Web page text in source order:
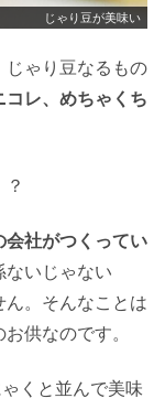
じゃり豆が美味い
じゃり豆なるもの
コレ、めちゃくち
会社がつくってい
ないじゃない
。そんなことは
供なのです。
くと並んで美味